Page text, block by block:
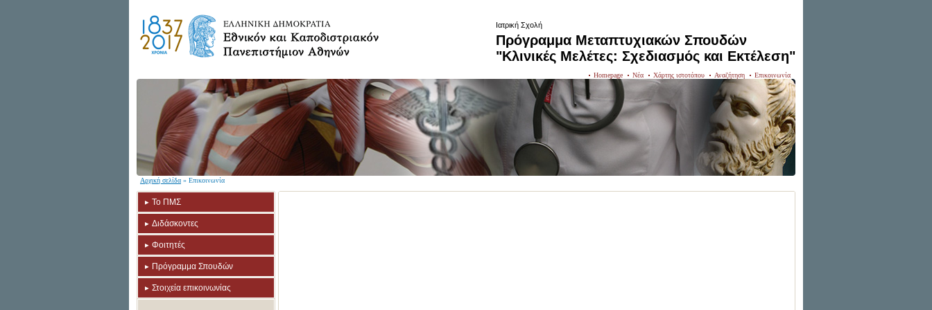
Ιατρική Σχολή
Πρόγραμμα Μεταπτυχιακών Σπουδών
"Κλινικές Μελέτες: Σχεδιασμός και Εκτέλεση"
Homepage Νέα Χάρτης ιστοτόπου Αναζήτηση Επικοινωνία
Αρχική σελίδα » Επικοινωνία
Το ΠΜΣ
Διδάσκοντες
Φοιτητές
Πρόγραμμα Σπουδών
Στοιχεία επικοινωνίας